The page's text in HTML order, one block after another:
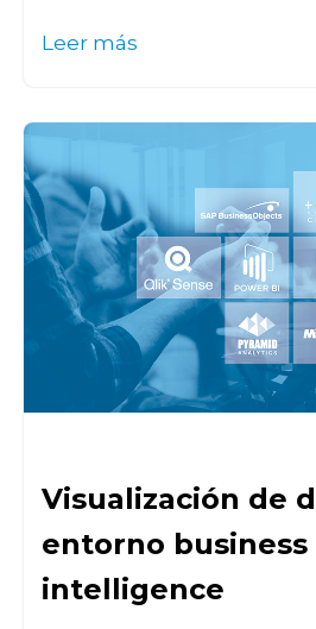
Leer más
Visualización de
entorno business
intelligence